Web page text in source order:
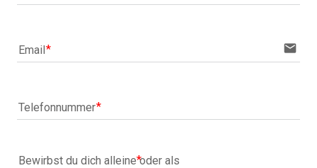
Email email
Telefonnummer
Bewirbst du dich alleine oder als